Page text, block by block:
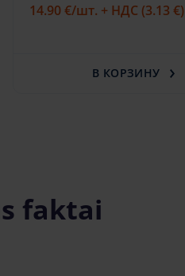
14.90 €/шт. + НДС (3.13 €)
В КОРЗИНУ
faktai